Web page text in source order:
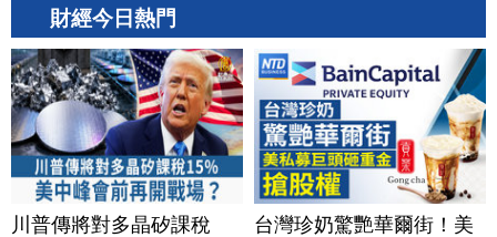
財經今日熱門
川普傳將對多晶矽課稅
台灣珍奶驚艷華爾街！美